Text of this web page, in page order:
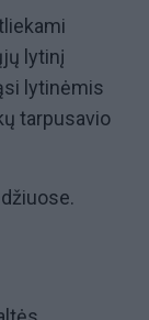
lytinį
lytinėmis
tarpusavio